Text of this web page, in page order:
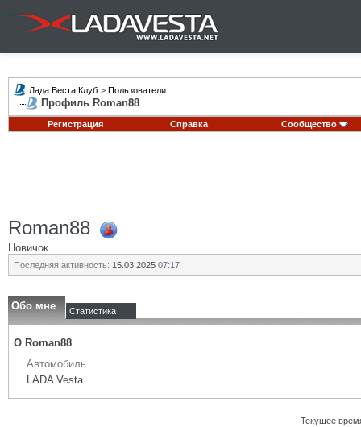
Лада Веста Клуб > Пользователи
Профиль Roman88
Регистрация Справка Сообщество
Roman88
Новичок
Последняя активность: 15.03.2025 07:17
Обо мне Статистика
О Roman88
Автомобиль
LADA Vesta
Текущее